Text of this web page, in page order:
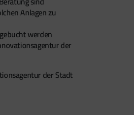
Anlagen zu
werden
der
der Stadt